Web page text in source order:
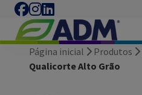
Página inicial Produtos
Qualicorte Alto Grão